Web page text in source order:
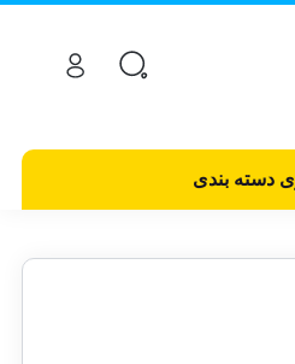
دسته بندی